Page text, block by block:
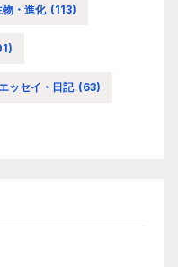
物・進化 (113)
ッセイ・日記 (63)